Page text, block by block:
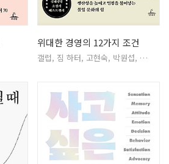
위대한 경영의 12가지 조건
갤럽, 짐 하터, 고현숙, 박원섭, …